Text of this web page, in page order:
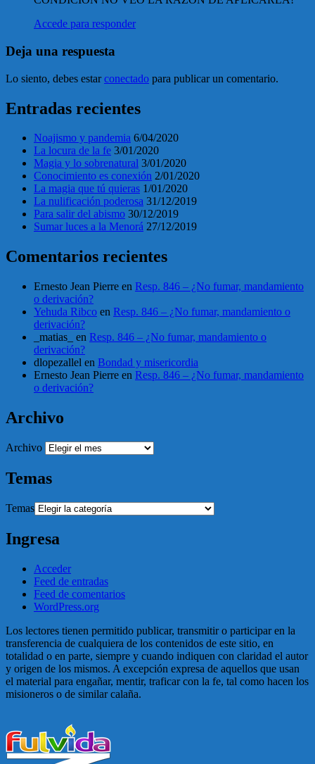
Accede para responder
Deja una respuesta
Lo siento, debes estarconectado para publicar un comentario.
Entradas recientes
Noajismo y pandemia 6/04/2020
La locura de la fe 3/01/2020
Magia y lo sobrenatural 3/01/2020
Conocimiento es conexión 2/01/2020
La magia que tú quieras 1/01/2020
La nulificación poderosa 31/12/2019
Para salir del abismo 30/12/2019
Sumar luces a la Menorá 27/12/2019
Comentarios recientes
Ernesto Jean Pierre en Resp. 846 – ¿No fumar, mandamiento
o derivación?
Yehuda Ribco en Resp. 846 – ¿No fumar, mandamiento o
derivación?
_matias_
en Resp. 846 – ¿No fumar, mandamiento o
derivación?
dlopezallel en Bondad y misericordia
Ernesto Jean Pierre en Resp. 846 – ¿No fumar, mandamiento
o derivación?
Archivo
Archivo
Temas
Temas
Ingresa
Acceder
Feed de entradas
Feed de comentarios
WordPress.org
Los lectores tienen permitido publicar, transmitir o participar en la
transferencia de cualquiera de los contenidos de este sitio, en
totalidad o en parte, siempre y cuando indiquen con claridad el autor
y origen de los mismos. A excepción expresa de aquellos que usan
el material para engañar, mentir, traficar con la fe, tal como hacen los
misioneros o de similar calaña.